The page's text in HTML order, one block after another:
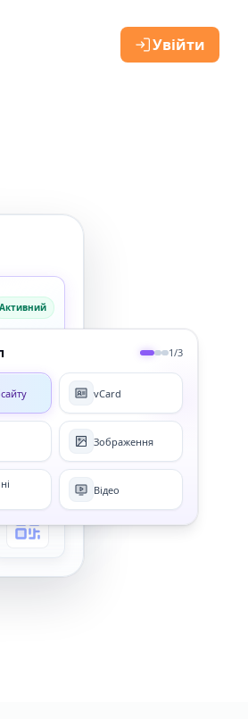
Увійти
Активний
1/3
vCard
Зображення
Відео